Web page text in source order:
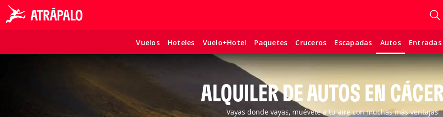
Vuelos Hoteles Vuelo+Hotel Paquetes Cruceros Escapadas Autos Entradas
ALQUILER DE AUTOS EN
Vayas donde vayas, muévete a tu aire con muchas más ventajas